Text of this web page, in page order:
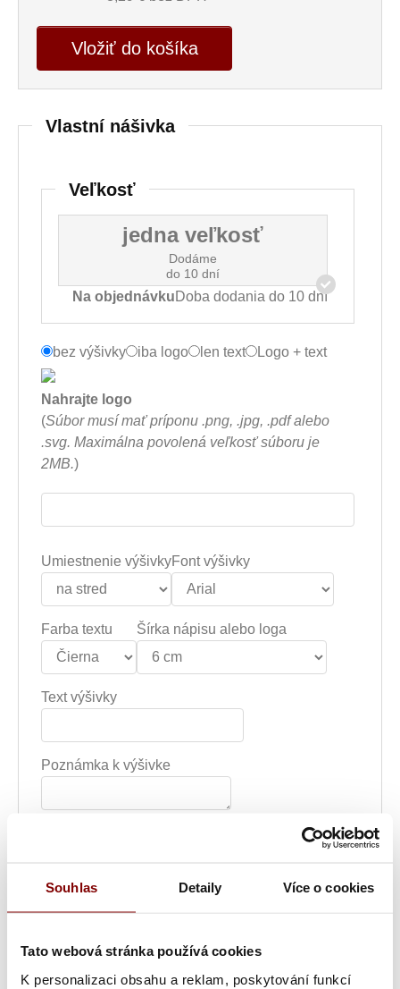
Souhlas Detaily Více o cookies
Tato webová stránka používá cookies
K personalizaci obsahu a reklam, poskytování funkcí
Vložiť do košíka
Vlastní nášivka
Veľkosť
jedna veľkosť
Dodáme
do 10 dní
Na objednávkuDoba dodania do 10 dní
bez výšivky iba logo len text Logo + text
Nahrajte logo
(Súbor musí mať príponu .png, .jpg, .pdf alebo
.svg. Maximálna povolená veľkosť súboru je
2MB.)
Umiestnenie výšivkyFont výšivky
Farba textu Šírka nápisu alebo loga
Text výšivky
Poznámka k výšivke
Pokud
toto políčko pro vás neplatí.
nechali vyšívat a chcete jej znovu vyšít z loga,